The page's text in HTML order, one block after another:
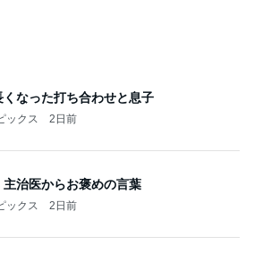
くなった打ち合わせと息子
ックス 2日前
主治医からお褒めの言葉
ックス 2日前